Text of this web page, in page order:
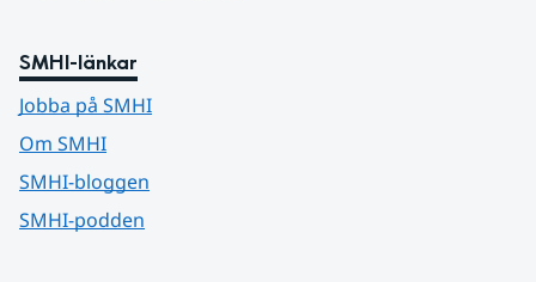
SMHI-länkar
Jobba på SMHI
Om SMHI
SMHI-bloggen
SMHI-podden